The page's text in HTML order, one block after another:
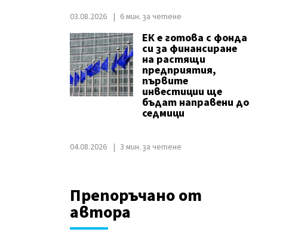
03.08.2026 6 мин. за четене
ЕК е готова с фонда
си за финансиране
на растящи
предприятия,
първите
инвестиции ще
бъдат направени до
седмици
04.08.2026 3 мин. за четене
Препоръчано от
автора